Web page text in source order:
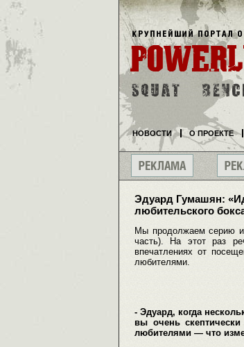
Эдуард Гумашян:
любительского
Мы продолжаем серию
часть). На этот раз
впечатлениях от
любителями.
- Эдуард, когда
вы очень
любителями — что
НОВОСТИ О ПРОЕКТЕ